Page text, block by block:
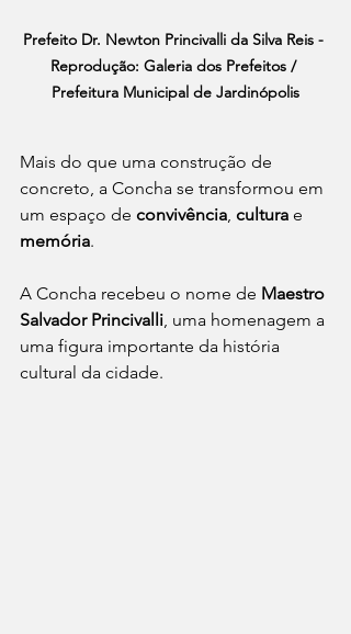
Prefeito Dr. Newton Princivalli da Silva Reis -
Reprodução: Galeria dos Prefeitos /
Prefeitura Municipal de Jardinópolis
Mais do que uma construção de
concreto, a Concha se transformou em
um espaço de convivência, cultura e
memória.
A Concha recebeu o nome de Maestro
Salvador Princivalli, uma homenagem a
uma figura importante da história
cultural da cidade.